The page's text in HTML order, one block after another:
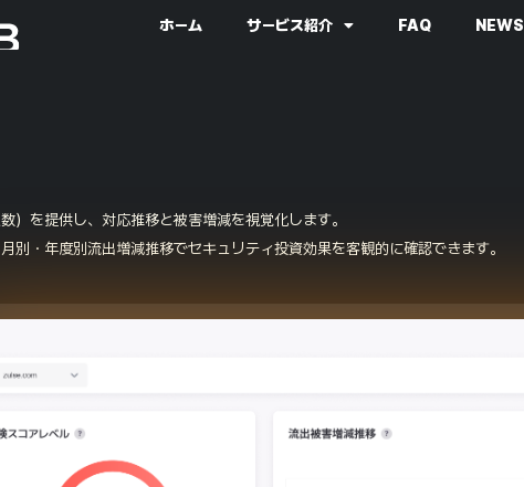
ホーム サービス紹介 FAQ NEWS
）を提供し、対応推移と被害増減を視覚化します。
別・年度別流出増減推移でセキュリティ投資効果を客観的に確認できます。